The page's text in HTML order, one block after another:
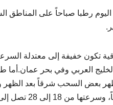
رطبا صباحاً على المناطق
العربي وفي بحر عمان.أما
بعض السحب شرقاً بعد الظهر